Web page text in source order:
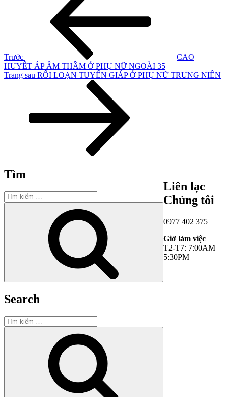
Trước
CAO
HUYẾT ÁP ÂM THẦM Ở PHỤ NỮ NGOÀI 35
Bài
Trang sau RỐI LOẠN TUYẾN GIÁP Ở PHỤ NỮ TRUNG NIÊN
Tìm
Tìm
kiếm:
Liên lạc
Chúng tôi
0977 402 375
Giờ làm việc
T2-T7: 7:00AM–
5:30PM
Search
Tìm
kiếm: